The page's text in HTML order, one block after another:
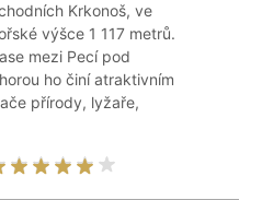
Krkonoš, ve
výšce 1 117 metrů.
mezi Pecí pod
ho činí atraktivním
přírody, lyžaře,